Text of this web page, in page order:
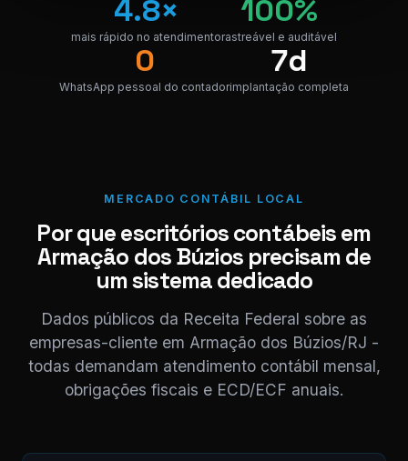
Competência
05/2026, por
favor.
Perfeito,
11:04
⚠ Nota interna
NF competência
05/2026 enviada.
Registrado em AB12-
4.8×
mais rápido no atendimento
100%
rastreável e auditável
0
WhatsApp pessoal do contador
7d
implantação completa
MERCADO CONTÁBIL LOCAL
Por que escritórios contábeis em
Armação dos Búzios precisam de
um sistema dedicado
Dados públicos da Receita Federal sobre as
empresas-cliente em Armação dos Búzios/RJ -
todas demandam atendimento contábil mensal,
obrigações fiscais e ECD/ECF anuais.